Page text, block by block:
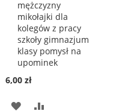
mężczyzny
mikołajki dla
kolegów z pracy
szkoły gimnazjum
klasy pomysł na
upominek
6,00 zł
DODAJ